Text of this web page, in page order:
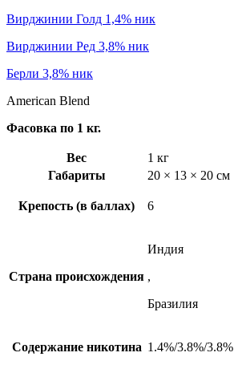
Вирджинии Голд 1,4% ник
Вирджинии Ред 3,8% ник
Берли 3,8% ник
American Blend
Фасовка по 1 кг.
Вес
1 кг
Габариты
20 × 13 × 20 см
Крепость (в баллах) 6
Страна происхождения
Индия
,
Бразилия
Содержание никотина 1.4%/3.8%/3.8%